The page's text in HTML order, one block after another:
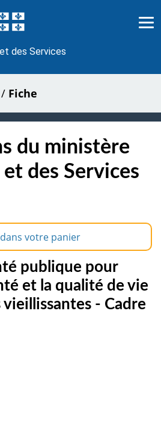
des Services
/ Fiche
du ministère
des Services
votre panier
publique pour
et la qualité de vie
vieillissantes - Cadre